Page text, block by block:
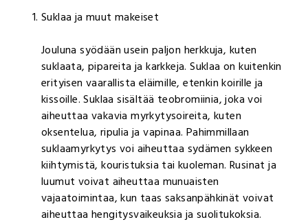
Suklaa ja muut makeiset
Jouluna syödään usein paljon herkkuja, kuten
suklaata, pipareita ja karkkeja. Suklaa on kuitenkin
erityisen vaarallista eläimille, etenkin koirille ja
kissoille. Suklaa sisältää teobromiinia, joka voi
aiheuttaa vakavia myrkytysoireita, kuten
oksentelua, ripulia ja vapinaa. Pahimmillaan
suklaamyrkytys voi aiheuttaa sydämen sykkeen
kiihtymistä, kouristuksia tai kuoleman. Rusinat ja
luumut voivat aiheuttaa munuaisten
vajaatoimintaa, kun taas saksanpähkinät voivat
aiheuttaa hengitysvaikeuksia ja suolitukoksia.